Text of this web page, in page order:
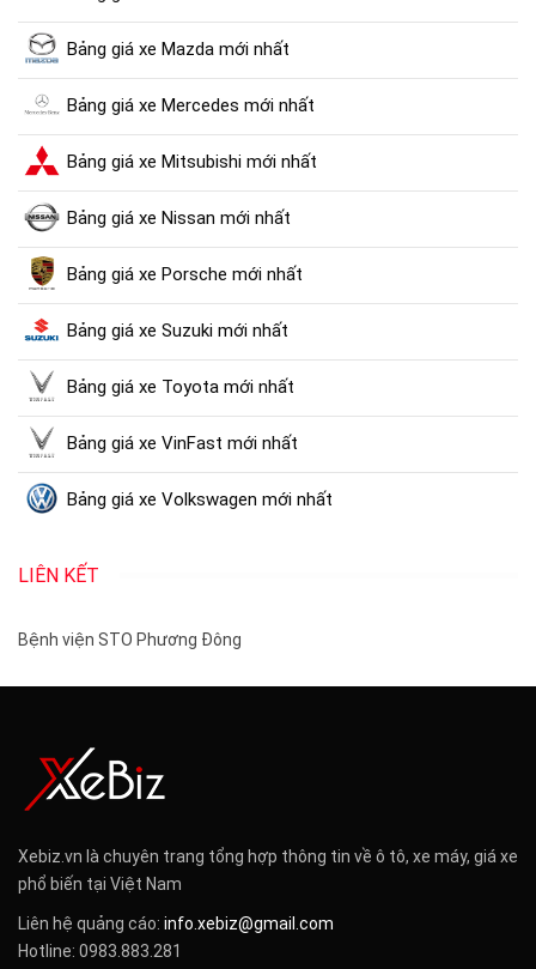
Bảng giá xe Mazda mới nhất
Bảng giá xe Mercedes mới nhất
Bảng giá xe Mitsubishi mới nhất
Bảng giá xe Nissan mới nhất
Bảng giá xe Porsche mới nhất
Bảng giá xe Suzuki mới nhất
Bảng giá xe Toyota mới nhất
Bảng giá xe VinFast mới nhất
Bảng giá xe Volkswagen mới nhất
LIÊN KẾT
Bệnh viện STO Phương Đông
Xebiz.vn là chuyên trang tổng hợp thông tin về ô tô, xe máy, giá xe
phổ biến tại Việt Nam
Liên hệ quảng cáo: info.xebiz@gmail.com
Hotline: 0983.883.281